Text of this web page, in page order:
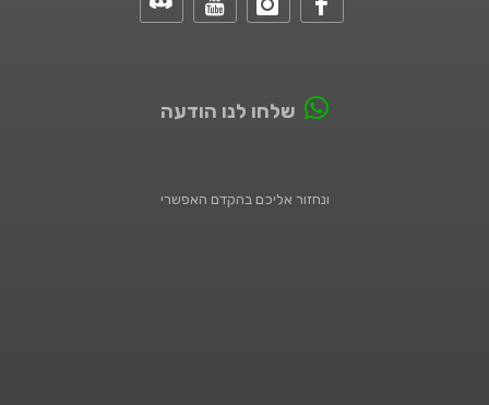
שלחו לנו הודעה
ונחזור אליכם בהקדם האפשרי